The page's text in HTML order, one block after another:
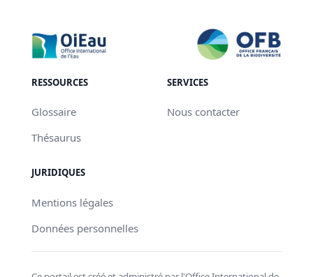
RESSOURCES
Glossaire
Thésaurus
SERVICES
Nous contacter
JURIDIQUES
Mentions légales
Données personnelles